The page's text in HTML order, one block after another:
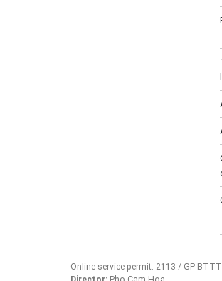
Online service permit: 2113 / GP-